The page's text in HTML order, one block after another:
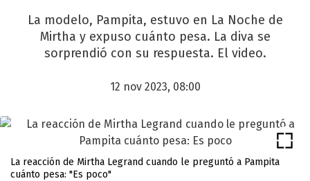
La modelo, Pampita, estuvo en La Noche de
Mirtha y expuso cuánto pesa. La diva se
sorprendió con su respuesta. El video.
12 nov 2023, 08:00
La reacción de Mirtha Legrand cuando le preguntó a Pampita
cuánto pesa: "Es poco"